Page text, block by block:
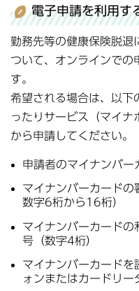
電子申請を利用す
勤務先等の健康保険脱退
ついて、オンラインでの
す。
希望される場合は、以下
ったりサービス（マイナ
から申請してください。
申請者のマイナンバー
マイナンバーカードの
数字6桁から16桁）
マイナンバーカードの
号（数字4桁）
マイナンバーカードを
ォンまたはカードリー